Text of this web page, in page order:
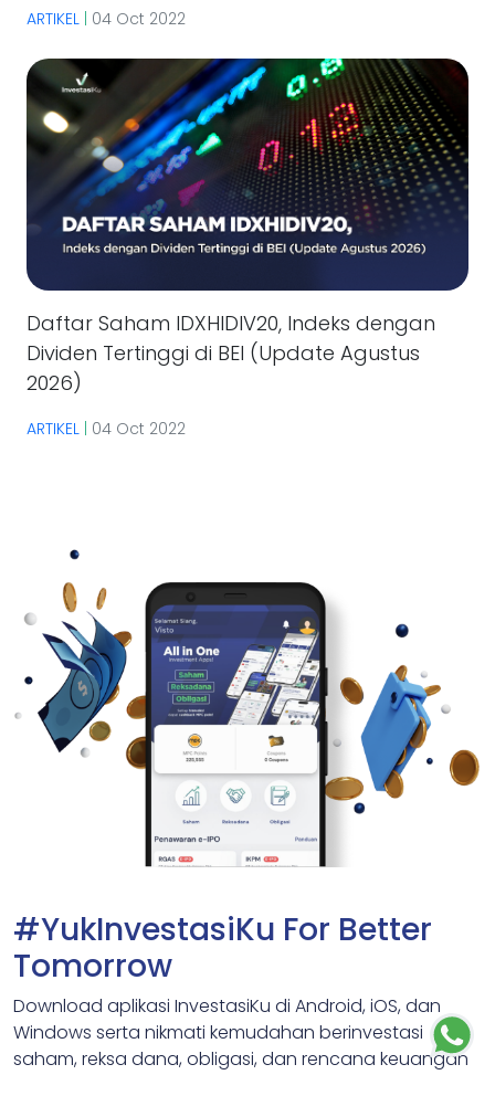
ARTIKEL | 04 Oct 2022
Daftar Saham IDXHIDIV20, Indeks dengan
Dividen Tertinggi di BEI (Update Agustus
2026)
ARTIKEL 04 Oct 2022
#YukInvestasiKu For Better
Tomorrow
Download aplikasi InvestasiKu di Android, iOS, dan
Windows serta nikmati kemudahan berinvestasi
saham, reksa dana, obligasi, dan rencana keuangan